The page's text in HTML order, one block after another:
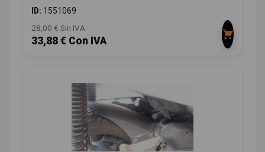
ID: 1551069
28,00 € Sin IVA
33,88 € Con IVA